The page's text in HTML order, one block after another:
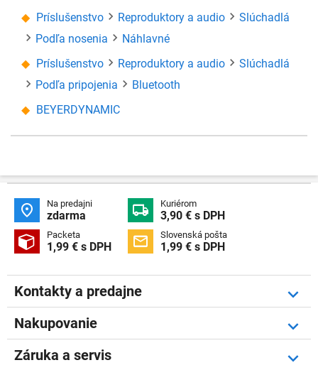
Príslušenstvo
Reproduktory a audio
Slúchadlá
Podľa nosenia
Náhlavné
Príslušenstvo
Reproduktory a audio
Slúchadlá
Podľa pripojenia
Bluetooth
BEYERDYNAMIC
 Na predajni
zdarma  Kuriérom
3,90 € s DPH
 Packeta
1,99 € s DPH  Slovenská pošta
1,99 € s DPH
Kontakty a predajne
Nakupovanie
Záruka a servis